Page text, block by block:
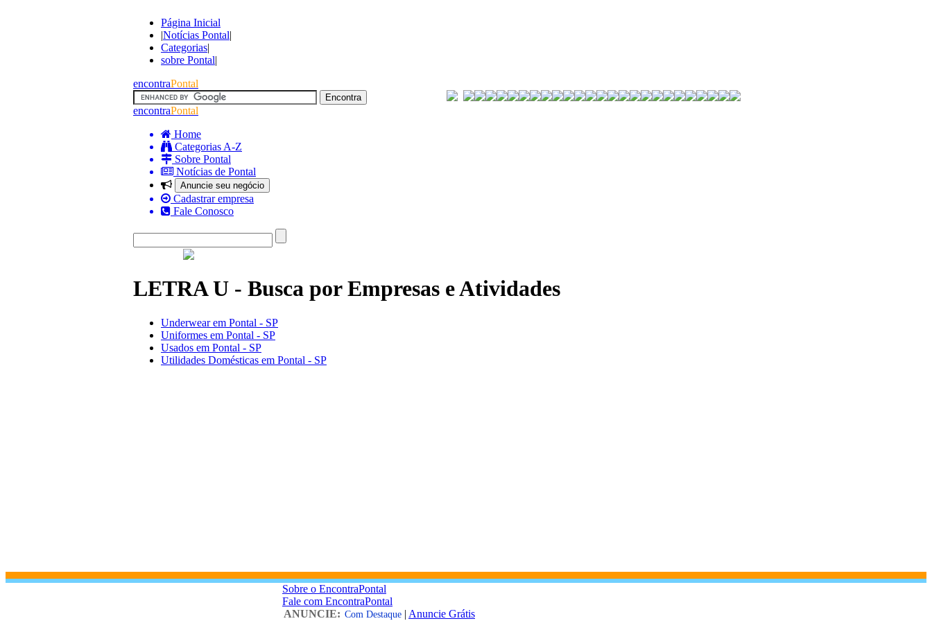
Página Inicial
|Notícias Pontal|
Categorias|
sobre Pontal|
encontraPontal
encontraPontal
Home
Categorias A-Z
Sobre Pontal
Notícias de Pontal
Anuncie seu negócio
Cadastrar empresa
Fale Conosco
LETRA U - Busca por Empresas e Atividades
Underwear em Pontal - SP
Uniformes em Pontal - SP
Usados em Pontal - SP
Utilidades Domésticas em Pontal - SP
Sobre o EncontraPontal
Fale com EncontraPontal
ANUNCIE: Com Destaque | Anuncie Grátis